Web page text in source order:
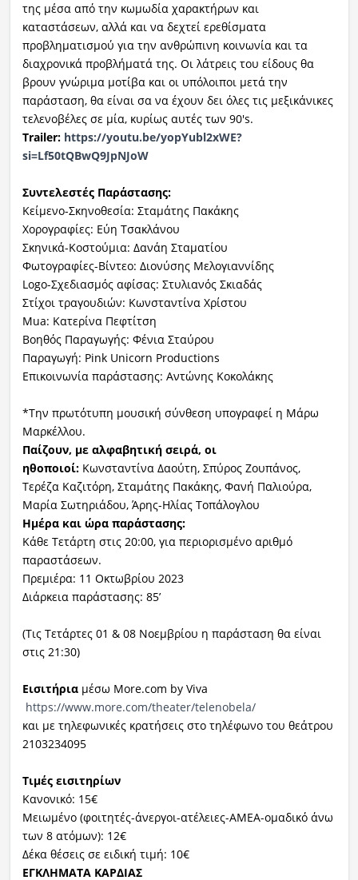
της μέσα από την κωμωδία χαρακτήρων και
καταστάσεων, αλλά και να δεχτεί ερεθίσματα
προβληματισμού για την ανθρώπινη κοινωνία και τα
διαχρονικά προβλήματά της. Οι λάτρεις του είδους θα
βρουν γνώριμα μοτίβα και οι υπόλοιποι μετά την
παράσταση, θα είναι σα να έχουν δει όλες τις μεξικάνικες
τελενοβέλες σε μία, κυρίως αυτές των 90's.
Trailer: https://youtu.be/yopYubl2xWE?
si=Lf50tQBwQ9JpNJoW
Συντελεστές Παράστασης:
Κείμενο-Σκηνοθεσία: Σταμάτης Πακάκης
Χορογραφίες: Εύη Τσακλάνου
Σκηνικά-Κοστούμια: Δανάη Σταματίου
Φωτογραφίες-Βίντεο: Διονύσης Μελογιαννίδης
Logo-Σχεδιασμός αφίσας: Στυλιανός Σκιαδάς
Στίχοι τραγουδιών: Κωνσταντίνα Χρίστου
Mua: Κατερίνα Πεφτίτση
Βοηθός Παραγωγής: Φένια Σταύρου
Παραγωγή: Pink Unicorn Productions
Επικοινωνία παράστασης: Αντώνης Κοκολάκης
*Την πρωτότυπη μουσική σύνθεση υπογραφεί η Μάρω
Μαρκέλλου.
Παίζουν, με αλφαβητική σειρά, οι
ηθοποιοί:Κωνσταντίνα Δαούτη, Σπύρος Ζουπάνος,
Τερέζα Καζιτόρη, Σταμάτης Πακάκης, Φανή Παλιούρα,
Μαρία Σωτηριάδου, Άρης-Ηλίας Τοπάλογλου
Ημέρα και ώρα παράστασης:
Κάθε Τετάρτη στις 20:00, για περιορισμένο αριθμό
παραστάσεων.
Πρεμιέρα: 11 Οκτωβρίου 2023
Διάρκεια παράστασης: 85’
(Τις Τετάρτες 01 & 08 Νοεμβρίου η παράσταση θα είναι
στις 21:30)
Εισιτήριαμέσω More.com by Viva
https://www.more.com/theater/telenobela/
και με τηλεφωνικές κρατήσεις στο τηλέφωνο του θεάτρου
2103234095
Τιμές εισιτηρίων
Κανονικό: 15€
Μειωμένο (φοιτητές-άνεργοι-ατέλειες-AMEA-ομαδικό άνω
των 8 ατόμων): 12€
Δέκα θέσεις σε ειδική τιμή: 10€
ΕΓΚΛΗΜΑΤΑ ΚΑΡΔΙΑΣ